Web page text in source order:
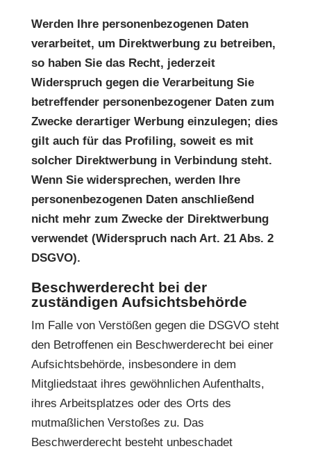
Werden Ihre personenbezogenen Daten
verarbeitet, um Direktwerbung zu betreiben,
so haben Sie das Recht, jederzeit
Widerspruch gegen die Verarbeitung Sie
betreffender personenbezogener Daten zum
Zwecke derartiger Werbung einzulegen; dies
gilt auch für das Profiling, soweit es mit
solcher Direktwerbung in Verbindung steht.
Wenn Sie widersprechen, werden Ihre
personenbezogenen Daten anschließend
nicht mehr zum Zwecke der Direktwerbung
verwendet (Widerspruch nach Art. 21 Abs. 2
DSGVO).
Beschwerderecht bei der
zuständigen Aufsichtsbehörde
Im Falle von Verstößen gegen die DSGVO steht
den Betroffenen ein Beschwerderecht bei einer
Aufsichtsbehörde, insbesondere in dem
Mitgliedstaat ihres gewöhnlichen Aufenthalts,
ihres Arbeitsplatzes oder des Orts des
mutmaßlichen Verstoßes zu. Das
Beschwerderecht besteht unbeschadet